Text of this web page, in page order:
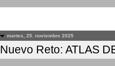
martes, 25. noviembre 2025
Nuevo Reto: ATLAS